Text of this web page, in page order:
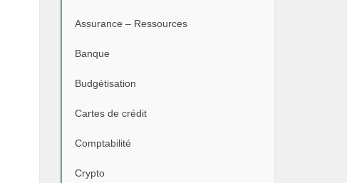
Assurance – Ressources
Banque
Budgétisation
Cartes de crédit
Comptabilité
Crypto